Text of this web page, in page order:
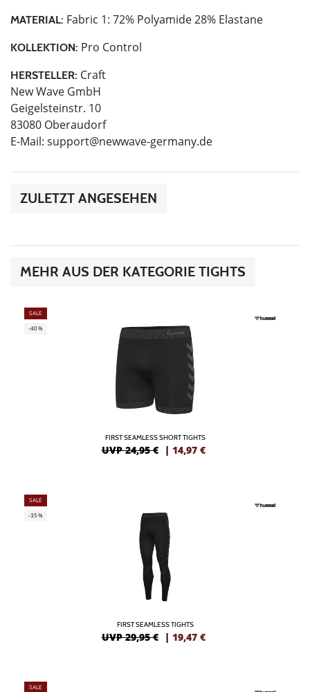
MATERIAL: Fabric 1: 72% Polyamide 28% Elastane
KOLLEKTION: Pro Control
HERSTELLER: Craft
New Wave GmbH
Geigelsteinstr. 10
83080 Oberaudorf
E-Mail: support@newwave-germany.de
ZULETZT ANGESEHEN
MEHR AUS DER KATEGORIE TIGHTS
SALE
-40%
FIRST SEAMLESS SHORT TIGHTS
UVP 24,95 € | 14,97 €
SALE
-35%
FIRST SEAMLESS TIGHTS
UVP 29,95 € | 19,47 €
SALE